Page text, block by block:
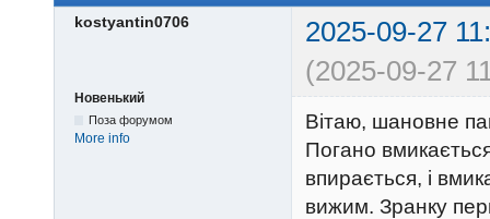
kostyantin0706
2025-09-27
(2025-09-27
Новенький
Поза форумом
More info
Вітаю, шановне
Погано
впирається, і
вижим. Зранку